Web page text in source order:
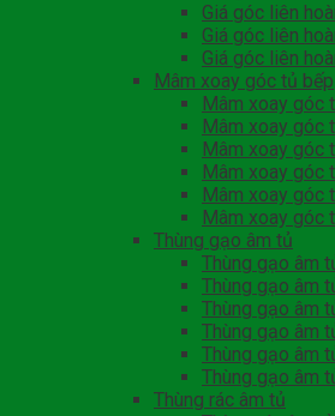
Giá góc liên
Giá góc liên
Giá góc liên
Mâm xoay góc tủ bếp
Mâm xoay góc
Mâm xoay góc
Mâm xoay góc
Mâm xoay góc
Mâm xoay góc
Mâm xoay góc
Thùng gạo âm tủ
Thùng gạo âm
Thùng gạo âm
Thùng gạo âm
Thùng gạo âm
Thùng gạo âm
Thùng gạo âm
Thùng rác âm tủ